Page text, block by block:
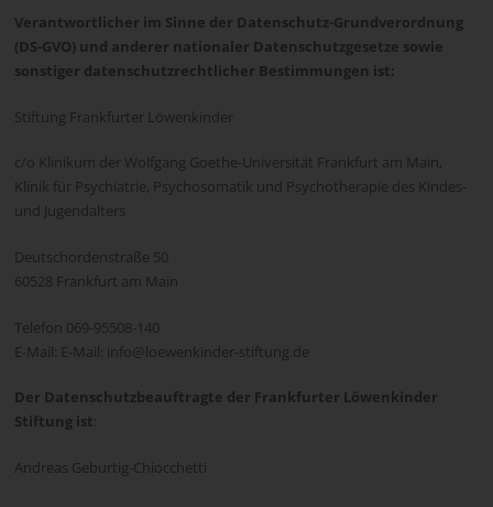
Verantwortlicher im Sinne der Datenschutz-Grundverordnung
(DS-GVO) und anderer nationaler Datenschutzgesetze sowie
sonstiger datenschutzrechtlicher Bestimmungen ist:
Stiftung Frankfurter Löwenkinder
c/o Klinikum der Wolfgang Goethe-Universität Frankfurt am Main,
Klinik für Psychiatrie, Psychosomatik und Psychotherapie des Kindes-
und Jugendalters
Deutschordenstraße 50
60528 Frankfurt am Main
Telefon 069-95508-140
E-Mail: E-Mail: info@loewenkinder-stiftung.de
Der Datenschutzbeauftragte der Frankfurter Löwenkinder
Stiftung ist:
Andreas Geburtig-Chiocchetti